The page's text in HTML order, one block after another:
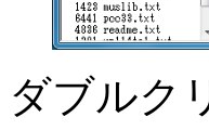
ダブルク